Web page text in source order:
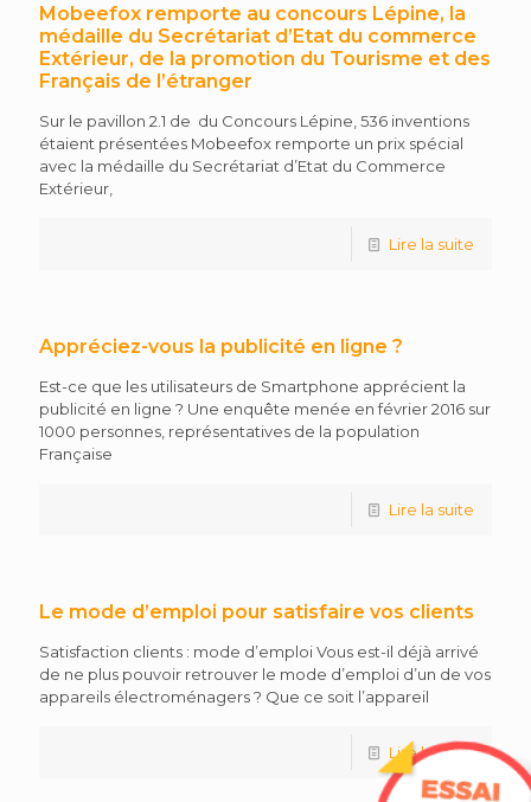
Mobeefox remporte au concours Lépine, la
médaille du Secrétariat d’Etat du commerce
Extérieur, de la promotion du Tourisme et des
Français de l’étranger
Sur le pavillon 2.1 de du Concours Lépine, 536 inventions
étaient présentées Mobeefox remporte un prix spécial
avec la médaille du Secrétariat d’Etat du Commerce
Extérieur,
Lire la suite
Appréciez-vous la publicité en ligne ?
Est-ce que les utilisateurs de Smartphone apprécient la
publicité en ligne ? Une enquête menée en février 2016 sur
1000 personnes, représentatives de la population
Française
Lire la suite
Le mode d’emploi pour satisfaire vos clients
Satisfaction clients : mode d’emploi Vous est-il déjà arrivé
de ne plus pouvoir retrouver le mode d’emploi d’un de vos
appareils électroménagers ? Que ce soit l’appareil
Lire la suite